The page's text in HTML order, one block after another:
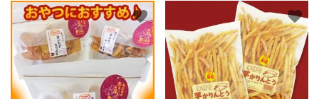
紅はるか（冷蔵）
芋かりんとう・芋けんぴ
favorite favorite